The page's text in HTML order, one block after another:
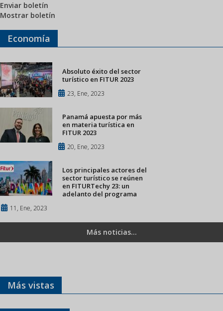
Enviar boletín
Mostrar boletín
Economía
Absoluto éxito del sector
turístico en FITUR 2023
23, Ene, 2023
Panamá apuesta por más
en materia turística en
FITUR 2023
20, Ene, 2023
Los principales actores del
sector turístico se reúnen
en FITURTechy 23: un
adelanto del programa
11, Ene, 2023
Más noticias...
Más vistas